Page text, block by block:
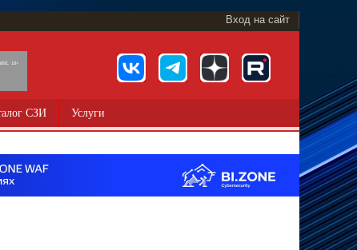
Вход на сайт
18+
СЗИ Услуги